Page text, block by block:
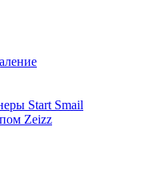
Start Smail
Zeizz